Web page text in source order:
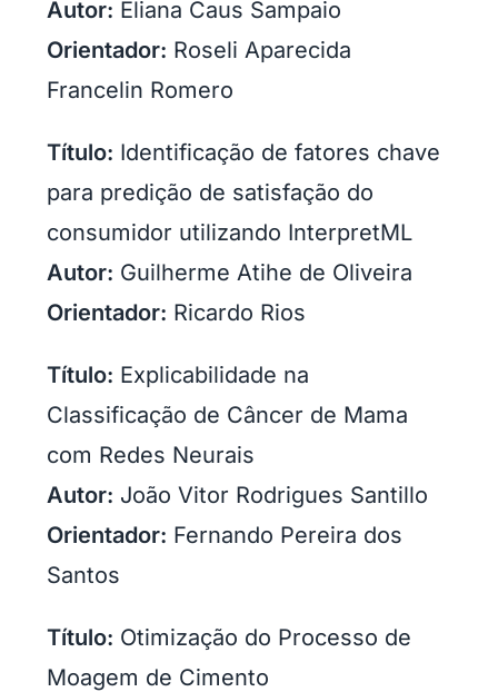
Autor: Eliana Caus Sampaio
Orientador: Roseli Aparecida
Francelin Romero
Título: Identificação de fatores chave
para predição de satisfação do
consumidor utilizando InterpretML
Autor: Guilherme Atihe de Oliveira
Orientador: Ricardo Rios
Título: Explicabilidade na
Classificação de Câncer de Mama
com Redes Neurais
Autor: João Vitor Rodrigues Santillo
Orientador: Fernando Pereira dos
Santos
Título: Otimização do Processo de
Moagem de Cimento